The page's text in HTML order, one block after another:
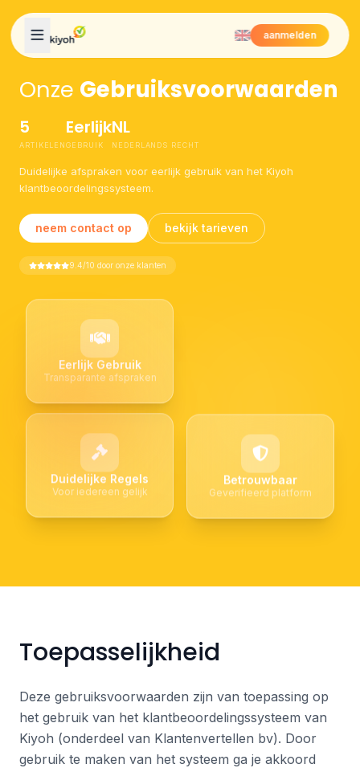
Skip to content
aanmelden
Onze Gebruiksvoorwaarden
5
ARTIKELEN
Eerlijk
GEBRUIK
NL
NEDERLANDS RECHT
Duidelijke afspraken voor eerlijk gebruik van het Kiyoh
klantbeoordelingssysteem.
neem contact op bekijk tarieven
9.4/10 door onze klanten
Eerlijk Gebruik
Transparante afspraken
Betrouwbaar
Geverifieerd platform
Duidelijke Regels
Voor iedereen gelijk
Toepasselijkheid
Deze gebruiksvoorwaarden zijn van toepassing op
het gebruik van het klantbeoordelingssysteem van
Kiyoh (onderdeel van Klantenvertellen bv). Door
gebruik te maken van het systeem ga je akkoord